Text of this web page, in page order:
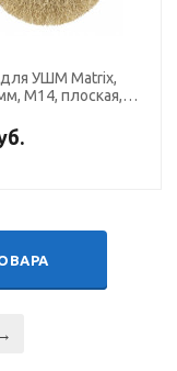
УШМ Matrix,
М14, плоская,